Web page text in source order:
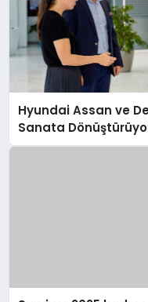
Hyundai Assan ve
Sanata